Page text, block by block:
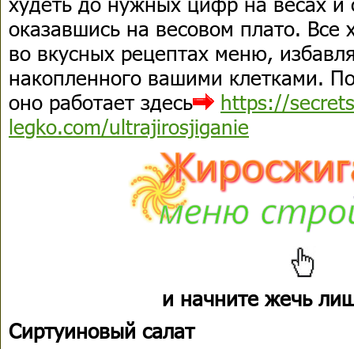
оказавшись на весовом плато. Все
во вкусных рецептах меню,
накопленного вашими клетками.
оно работает здесь
https://
legko.com/ultrajirosjiganie
и начните жечь
Сиртуиновый салат